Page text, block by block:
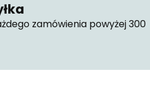
zamówienia powyżej 300